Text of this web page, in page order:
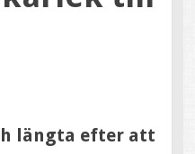
längta efter att